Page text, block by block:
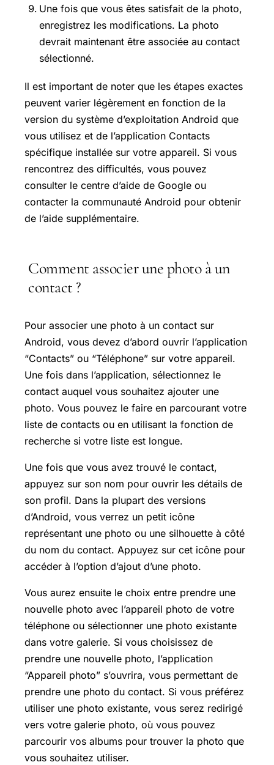
Une fois que vous êtes satisfait de la photo,
enregistrez les modifications. La photo
devrait maintenant être associée au contact
sélectionné.
Il est important de noter que les étapes exactes
peuvent varier légèrement en fonction de la
version du système d’exploitation Android que
vous utilisez et de l’application Contacts
spécifique installée sur votre appareil. Si vous
rencontrez des difficultés, vous pouvez
consulter le centre d’aide de Google ou
contacter la communauté Android pour obtenir
de l’aide supplémentaire.
Comment associer une photo à un
contact ?
Pour associer une photo à un contact sur
Android, vous devez d’abord ouvrir l’application
“Contacts” ou “Téléphone” sur votre appareil.
Une fois dans l’application, sélectionnez le
contact auquel vous souhaitez ajouter une
photo. Vous pouvez le faire en parcourant votre
liste de contacts ou en utilisant la fonction de
recherche si votre liste est longue.
Une fois que vous avez trouvé le contact,
appuyez sur son nom pour ouvrir les détails de
son profil. Dans la plupart des versions
d’Android, vous verrez un petit icône
représentant une photo ou une silhouette à côté
du nom du contact. Appuyez sur cet icône pour
accéder à l’option d’ajout d’une photo.
Vous aurez ensuite le choix entre prendre une
nouvelle photo avec l’appareil photo de votre
téléphone ou sélectionner une photo existante
dans votre galerie. Si vous choisissez de
prendre une nouvelle photo, l’application
“Appareil photo” s’ouvrira, vous permettant de
prendre une photo du contact. Si vous préférez
utiliser une photo existante, vous serez redirigé
vers votre galerie photo, où vous pouvez
parcourir vos albums pour trouver la photo que
vous souhaitez utiliser.